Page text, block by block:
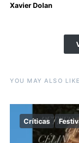
Xavier Dolan
YOU MAY ALSO LIKE
Críticas